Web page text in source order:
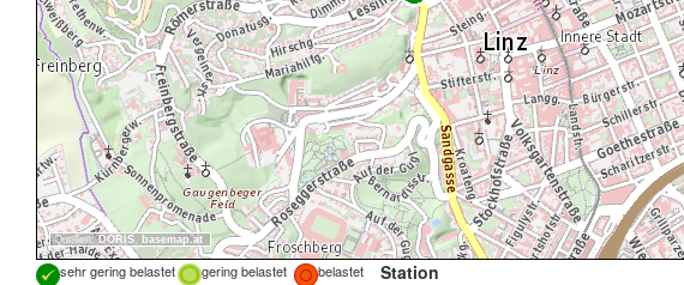
Quellen:DORIS, basemap.at
sehr gering belastet gering belastet
belastet
Station